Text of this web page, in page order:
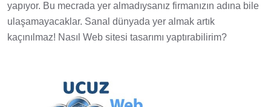
yapıyor. Bu mecrada yer almadıysanız firmanızın adına bile
ulaşamayacaklar. Sanal dünyada yer almak artık
kaçınılmaz! Nasıl Web sitesi tasarımı yaptırabilirim?